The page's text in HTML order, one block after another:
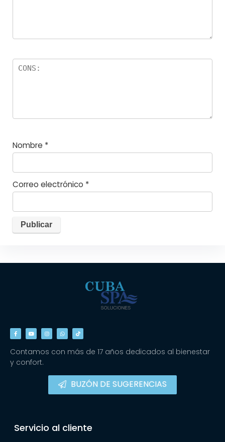
Nombre *
Correo electrónico *
Contamos con más de 17 años dedicados al bienestar
y confort.
BUZÓN DE SUGERENCIAS
Servicio al cliente